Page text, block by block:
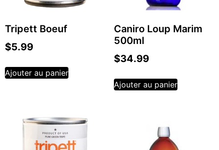
Tripett Boeuf
$5.99
Ajouter au panier
Caniro Loup Marim
500ml
$34.99
Ajouter au panier